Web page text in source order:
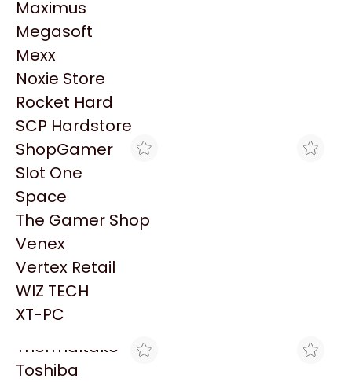
NVIDIA GeForce
NZXT
PNY
Palit
Philips
PowerColor
Razer
Redragon
Samsung
Sandisk
Sapphire
Seagate
Sentey
Solarmax
Thermaltake
Toshiba
Maximus
Megasoft
Mexx
Noxie Store
Rocket Hard
SCP Hardstore
ShopGamer
Slot One
Space
The Gamer Shop
Venex
Vertex Retail
WIZ TECH
XT-PC
Productos
Similares
Explorá más productos similares
MOUSE LOGITECH M520
BUSINESS NEGRO NEGRO
$62.129